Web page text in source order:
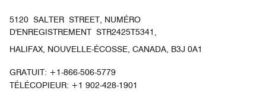
5120 SALTER STREET, NUMÉRO
D'ENREGISTREMENT STR2425T5341,
HALIFAX, NOUVELLE-ÉCOSSE, CANADA, B3J 0A1
GRATUIT: +1-866-506-5779
TÉLÉCOPIEUR: +1 902-428-1901